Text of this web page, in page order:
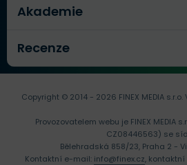
Akademie
Recenze
Copyright © 2014 - 2026 FINEX MEDIA s.r.o.
Provozovatelem webu je FINEX MEDIA
CZ08446563) se
Bělehradská 858/23, Praha 2 -
Kontaktní e-mail: info@finex.cz,